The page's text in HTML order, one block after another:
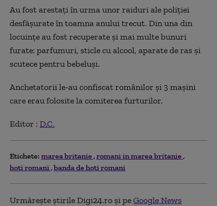
Au fost arestați în urma unor raiduri ale poliției
desfășurate în toamna anului trecut. Din una din
locuințe au fost recuperate și mai multe bunuri
furate: parfumuri, sticle cu alcool, aparate de ras și
scutece pentru bebeluși.
Anchetatorii le-au confiscat românilor și 3 mașini
care erau folosite la comiterea furturilor.
Editor : D.C.
Etichete: marea britanie romani in marea britanie
hoti romani banda de hoti romani
Urmărește știrile Digi24.ro și peGoogle News